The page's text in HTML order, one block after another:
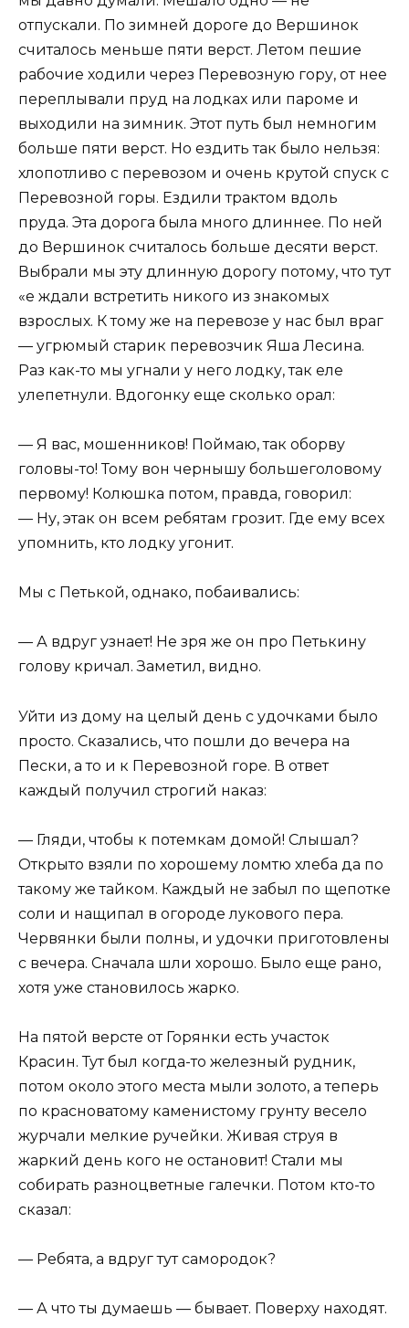
отпускали. По зимней дороге до Вершинок
считалось меньше пяти верст. Летом пешие
рабочие ходили через Перевозную гору, от нее
переплывали пруд на лодках или пароме и
выходили на зимник. Этот путь был немногим
больше пяти верст. Но ездить так было нельзя:
хлопотливо с перевозом и очень крутой спуск с
Перевозной горы. Ездили трактом вдоль
пруда. Эта дорога была много длиннее. По ней
до Вершинок считалось больше десяти верст.
Выбрали мы эту длинную дорогу потому, что тут
«е ждали встретить никого из знакомых
взрослых. К тому же на перевозе у нас был враг
— угрюмый старик перевозчик Яша Лесина.
Раз как-то мы угнали у него лодку, так еле
улепетнули. Вдогонку еще сколько орал:
— Я вас, мошенников! Поймаю, так оборву
головы-то! Тому вон чернышу большеголовому
первому! Колюшка потом, правда, говорил:
— Ну, этак он всем ребятам грозит. Где ему всех
упомнить, кто лодку угонит.
Мы с Петькой, однако, побаивались:
— А вдруг узнает! Не зря же он про Петькину
голову кричал. Заметил, видно.
Уйти из дому на целый день с удочками было
просто. Сказались, что пошли до вечера на
Пески, а то и к Перевозной горе. В ответ
каждый получил строгий наказ:
— Гляди, чтобы к потемкам домой! Слышал?
Открыто взяли по хорошему ломтю хлеба да по
такому же тайком. Каждый не забыл по щепотке
соли и нащипал в огороде лукового пера.
Червянки были полны, и удочки приготовлены
с вечера. Сначала шли хорошо. Было еще рано,
хотя уже становилось жарко.
На пятой версте от Горянки есть участок
Красин. Тут был когда-то железный рудник,
потом около этого места мыли золото, а теперь
по красноватому каменистому грунту весело
журчали мелкие ручейки. Живая струя в
жаркий день кого не остановит! Стали мы
собирать разноцветные галечки. Потом кто-то
сказал:
— Ребята, а вдруг тут самородок?
— А что ты думаешь — бывает. Поверху находят.